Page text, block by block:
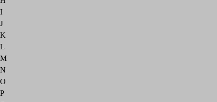
I
J
K
L
M
N
O
P